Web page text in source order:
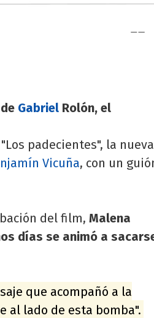
Gabriel Rolón, el
padecientes", la nueva
Vicuña, con un
del film, Malena
días se animó a
que acompañó a la
al lado de esta bomba".